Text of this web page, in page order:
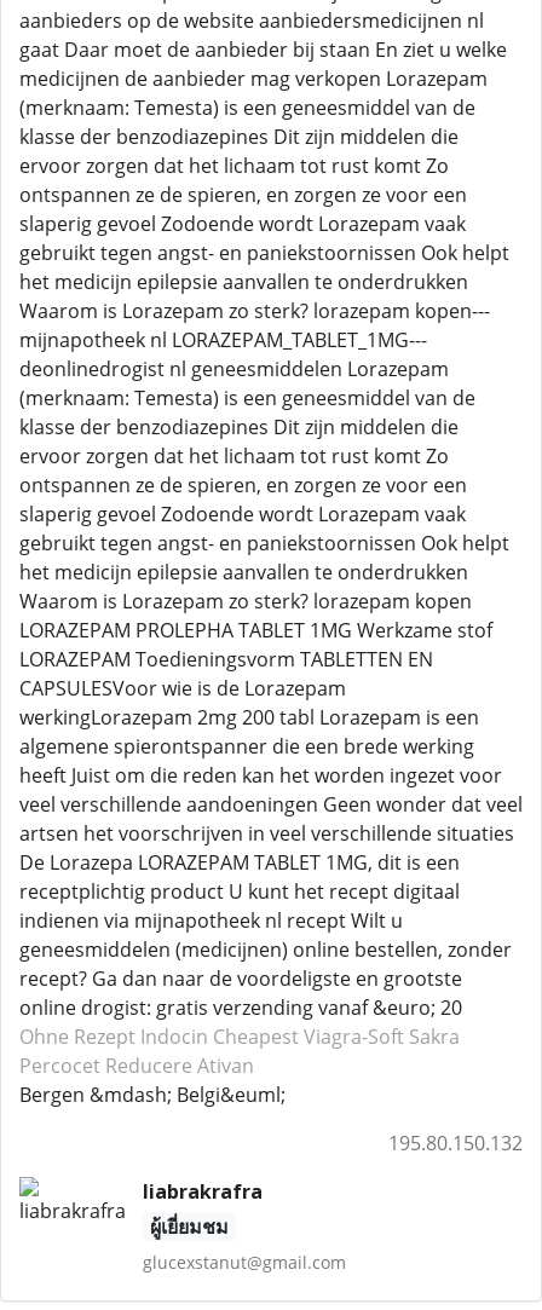
aanbieders op de website aanbiedersmedicijnen nl
gaat Daar moet de aanbieder bij staan En ziet u welke
medicijnen de aanbieder mag verkopen Lorazepam
(merknaam: Temesta) is een geneesmiddel van de
klasse der benzodiazepines Dit zijn middelen die
ervoor zorgen dat het lichaam tot rust komt Zo
ontspannen ze de spieren, en zorgen ze voor een
slaperig gevoel Zodoende wordt Lorazepam vaak
gebruikt tegen angst- en paniekstoornissen Ook helpt
het medicijn epilepsie aanvallen te onderdrukken
Waarom is Lorazepam zo sterk? lorazepam kopen---
mijnapotheek nl LORAZEPAM_TABLET_1MG---
deonlinedrogist nl geneesmiddelen Lorazepam
(merknaam: Temesta) is een geneesmiddel van de
klasse der benzodiazepines Dit zijn middelen die
ervoor zorgen dat het lichaam tot rust komt Zo
ontspannen ze de spieren, en zorgen ze voor een
slaperig gevoel Zodoende wordt Lorazepam vaak
gebruikt tegen angst- en paniekstoornissen Ook helpt
het medicijn epilepsie aanvallen te onderdrukken
Waarom is Lorazepam zo sterk? lorazepam kopen
LORAZEPAM PROLEPHA TABLET 1MG Werkzame stof
LORAZEPAM Toedieningsvorm TABLETTEN EN
CAPSULESVoor wie is de Lorazepam
werkingLorazepam 2mg 200 tabl Lorazepam is een
algemene spierontspanner die een brede werking
heeft Juist om die reden kan het worden ingezet voor
veel verschillende aandoeningen Geen wonder dat veel
artsen het voorschrijven in veel verschillende situaties
De Lorazepa LORAZEPAM TABLET 1MG, dit is een
receptplichtig product U kunt het recept digitaal
indienen via mijnapotheek nl recept Wilt u
geneesmiddelen (medicijnen) online bestellen, zonder
recept? Ga dan naar de voordeligste en grootste
online drogist: gratis verzending vanaf &euro; 20
Ohne Rezept Indocin Cheapest Viagra-Soft Sakra
Percocet Reducere Ativan
Bergen &mdash; Belgi&euml;
195.80.150.132
liabrakrafra
ผู้เยี่ยมชม
glucexstanut@gmail.com